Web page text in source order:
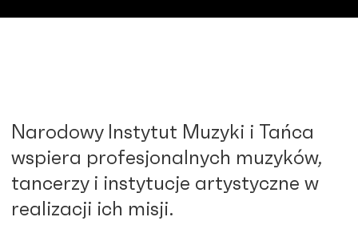
Narodowy Instytut Muzyki i Tańca
wspiera profesjonalnych muzyków,
tancerzy i instytucje artystyczne w
realizacji ich misji.